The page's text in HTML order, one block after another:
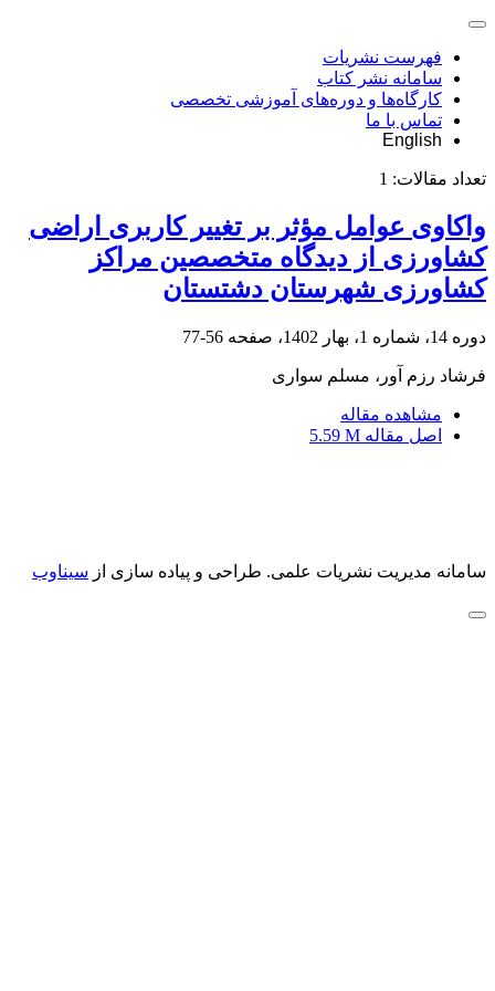
فهرست نشریات
سامانه نشر کتاب
کارگاه‌ها و دوره‌های آموزشی تخصصی
تماس با ما
English
تعداد مقالات: 1
واکاوی عوامل مؤثر بر تغییر کاربری اراضی
کشاورزی از دیدگاه متخصصین مراکز
کشاورزی شهرستان دشتستان
دوره 14، شماره 1، بهار 1402، صفحه 56-77
فرشاد رزم آور، مسلم سواری
مشاهده مقاله
اصل مقاله 5.59 M
سامانه مدیریت نشریات علمی. طراحی و پیاده سازی از سیناوب